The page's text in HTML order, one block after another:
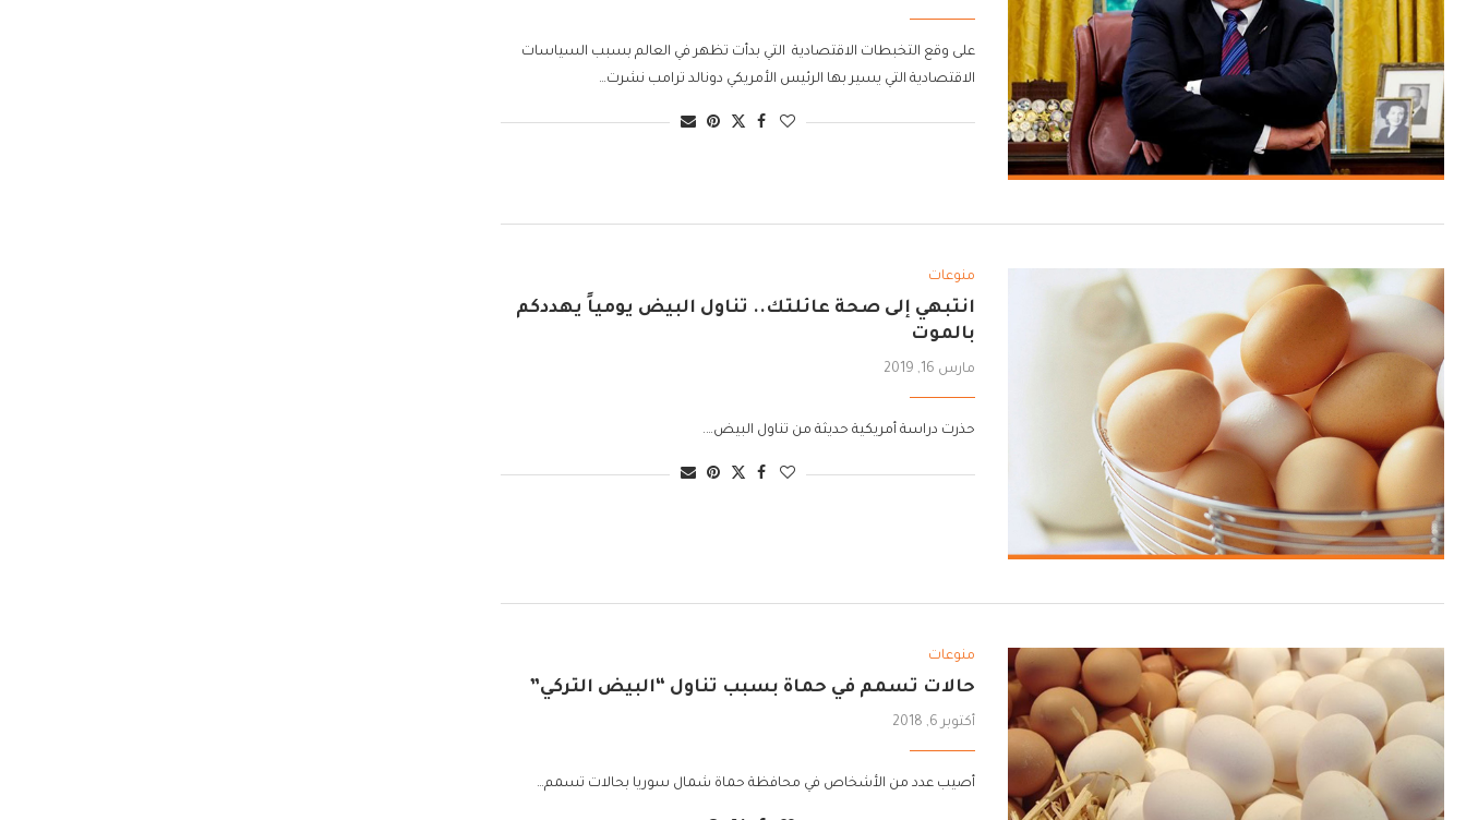
على وقع التخبطات الاقتصادية التي بدأت تظهر في العالم بسبب السياسات
الاقتصادية التي يسير بها الرئيس الأمريكي دونالد ترامب نشرت…
منوعات
انتبهي إلى صحة عائلتك.. تناول البيض يومياً يهددكم
بالموت
مارس 16, 2019
حذرت دراسة أمريكية حديثة من تناول البيض….
منوعات
حالات تسمم في حماة بسبب تناول “البيض التركي”
أكتوبر 6, 2018
أصيب عدد من الأشخاص في محافظة حماة شمال سوريا بحالات تسمم…